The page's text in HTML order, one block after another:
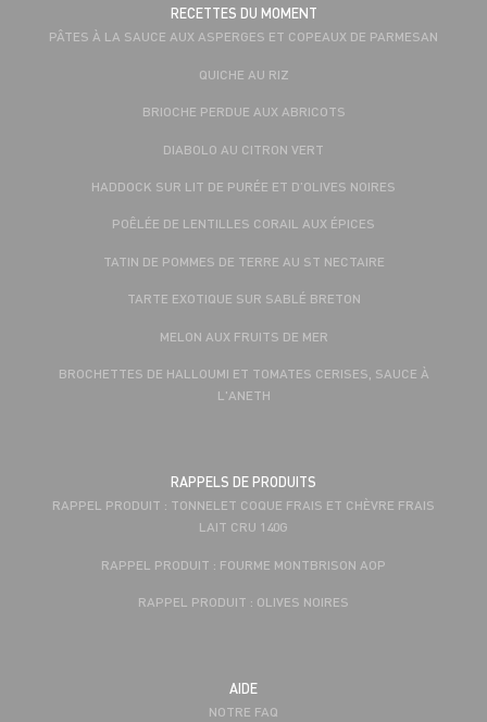
RECETTES DU MOMENT
PÂTES À LA SAUCE AUX ASPERGES ET COPEAUX DE PARMESAN
QUICHE AU RIZ
BRIOCHE PERDUE AUX ABRICOTS
DIABOLO AU CITRON VERT
HADDOCK SUR LIT DE PURÉE ET D’OLIVES NOIRES
POÊLÉE DE LENTILLES CORAIL AUX ÉPICES
TATIN DE POMMES DE TERRE AU ST NECTAIRE
TARTE EXOTIQUE SUR SABLÉ BRETON
MELON AUX FRUITS DE MER
BROCHETTES DE HALLOUMI ET TOMATES CERISES, SAUCE À
L'ANETH
RAPPELS DE PRODUITS
RAPPEL PRODUIT : TONNELET COQUE FRAIS ET CHÈVRE FRAIS
LAIT CRU 140G
RAPPEL PRODUIT : FOURME MONTBRISON AOP
RAPPEL PRODUIT : OLIVES NOIRES
AIDE
NOTRE FAQ